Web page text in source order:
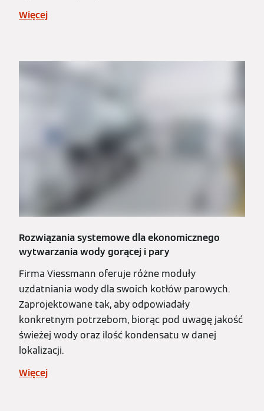
Więcej
Rozwiązania systemowe dla ekonomicznego
wytwarzania wody gorącej i pary
Firma Viessmann oferuje różne moduły
uzdatniania wody dla swoich kotłów parowych.
Zaprojektowane tak, aby odpowiadały
konkretnym potrzebom, biorąc pod uwagę jakość
świeżej wody oraz ilość kondensatu w danej
lokalizacji.
Więcej